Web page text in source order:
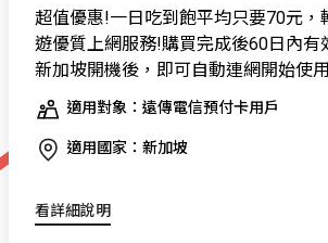
超值優惠!一日吃到飽平均只要70元，
遊優質上網服務!購買完成後60日內有
新加坡開機後，即可自動連網開始使
適用對象：遠傳電信預付卡用戶
適用國家：新加坡
看詳細說明